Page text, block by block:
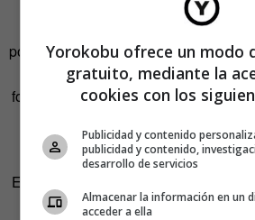
Una vez a la semana, se subirá a
poema en formato audiovisual. En
de Amamos la poesía, es este, el
formato para difundir los versos de
exigen las redes
En la pantalla, Marta Poveda
y vida a los versos de Lope. El
Yorokobu ofrece un modo
gratuito, mediante la
cookies con los
Publicidad y contenido
publicidad y contenido,
desarrollo de servicios
Almacenar la información en un
acceder a ella